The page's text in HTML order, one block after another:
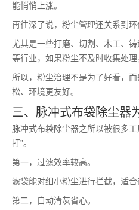
能悄悄上涨。
再往深了说，粉尘管理还关系到环
尤其是一些打磨、切割、木工、
等行业，如果粉尘不及时收集处理
所以，粉尘治理不是为了好看，
松、环境更友好。
三、脉冲式布袋除尘
脉冲式布袋除尘器之所以被很多
打”。
第一，过滤效率较高。
滤袋能对细小粉尘进行拦截，适合
第二，自动清灰省心。